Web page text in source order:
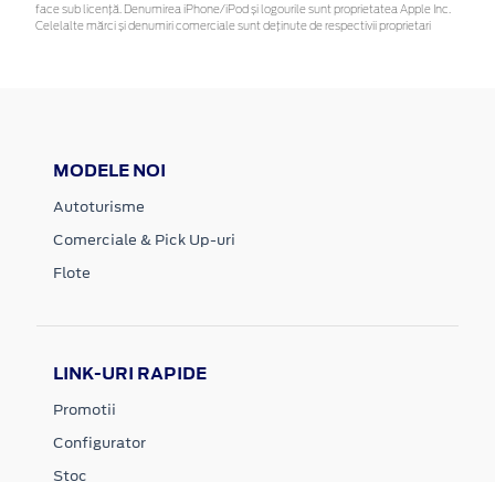
face sub licență. Denumirea iPhone/iPod și logourile sunt proprietatea Apple Inc.
Celelalte mărci și denumiri comerciale sunt deținute de respectivii proprietari
MODELE NOI
Autoturisme
Comerciale & Pick Up-uri
Flote
LINK-URI RAPIDE
Promotii
Configurator
Stoc